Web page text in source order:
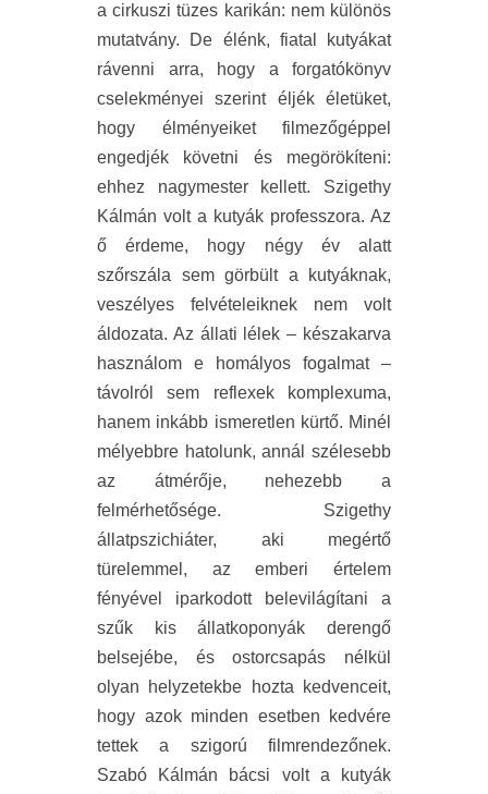
a cirkuszi tüzes karikán: nem különös
mutatvány. De élénk, fiatal kutyákat
rávenni arra, hogy a forgatókönyv
cselekményei szerint éljék életüket,
hogy élményeiket filmezőgéppel
engedjék követni és megörökíteni:
ehhez nagymester kellett. Szigethy
Kálmán volt a kutyák professzora. Az
ő érdeme, hogy négy év alatt
szőrszála sem görbült a kutyáknak,
veszélyes felvételeiknek nem volt
áldozata. Az állati lélek – készakarva
használom e homályos fogalmat –
távolról sem reflexek komplexuma,
hanem inkább ismeretlen kürtő. Minél
mélyebbre hatolunk, annál szélesebb
az átmérője, nehezebb a
felmérhetősége. Szigethy
állatpszichiáter, aki megértő
türelemmel, az emberi értelem
fényével iparkodott belevilágítani a
szűk kis állatkoponyák derengő
belsejébe, és ostorcsapás nélkül
olyan helyzetekbe hozta kedvenceit,
hogy azok minden esetben kedvére
tettek a szigorú filmrendezőnek.
Szabó Kálmán bácsi volt a kutyák